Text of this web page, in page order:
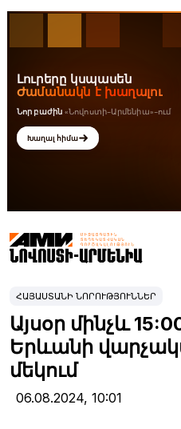
ՀԱՅԱՍՏԱՆԻ ՆՈՐՈՒԹՅՈՒՆՆԵՐ
Այսօր մինչև
Երևանի
մեկում
06.08.2024, 10:01